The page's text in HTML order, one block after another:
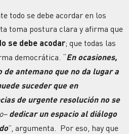
todo se debe acordar en los
toma postura clara y afirma que
se debe acodar; que todas las
democrática. “En ocasiones,
de antemano que no da lugar a
suceder que en
de urgente resolución no se
dedicar un espacio al diálogo
”, argumenta. Por eso, hay que